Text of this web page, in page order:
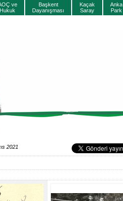
ve
Hukuk
Başkent
Dayanışması
Kaçak
Saray
Anka
Park
2021